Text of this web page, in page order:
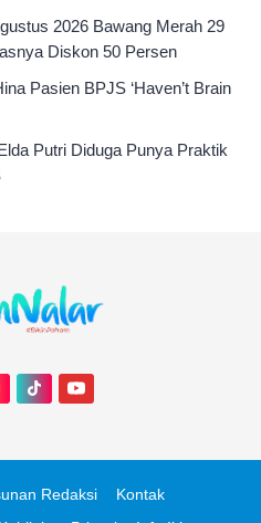
2026 Bawang Merah 29
Diskon 50 Persen
Pasien BPJS ‘Haven’t Brain
Putri Diduga Punya Praktik
Redaksi
Kontak